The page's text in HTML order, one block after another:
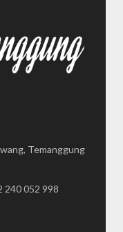
Temanggung
240 052 998